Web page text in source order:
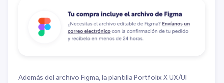
Además del archivo Figma, la plantilla Portfolix X UX/UI